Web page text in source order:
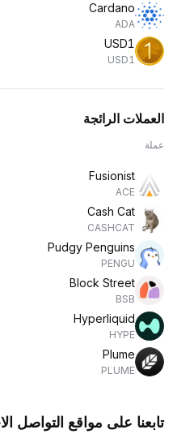
Cardano
ADA
USD1
USD1
العملات الرائجة
عملة
Fusionist
ACE
Cash Cat
CASHCAT
Pudgy Penguins
PENGU
Block Street
BSB
Hyperliquid
HYPE
Plume
PLUME
تابعنا على مواقع التواصل